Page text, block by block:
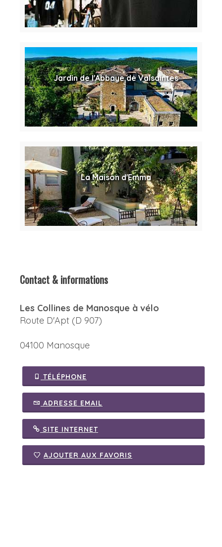
Jardin de l'Abbaye de Valsaintes
La Maison d'Emma
Contact & informations
Les Collines de Manosque à vélo
Route D'Apt (D 907)
04100 Manosque
TÉLÉPHONE
ADRESSE EMAIL
SITE INTERNET
AJOUTER AUX FAVORIS